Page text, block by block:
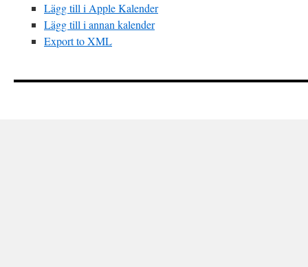
Lägg till i Apple Kalender
Lägg till i annan kalender
Export to XML